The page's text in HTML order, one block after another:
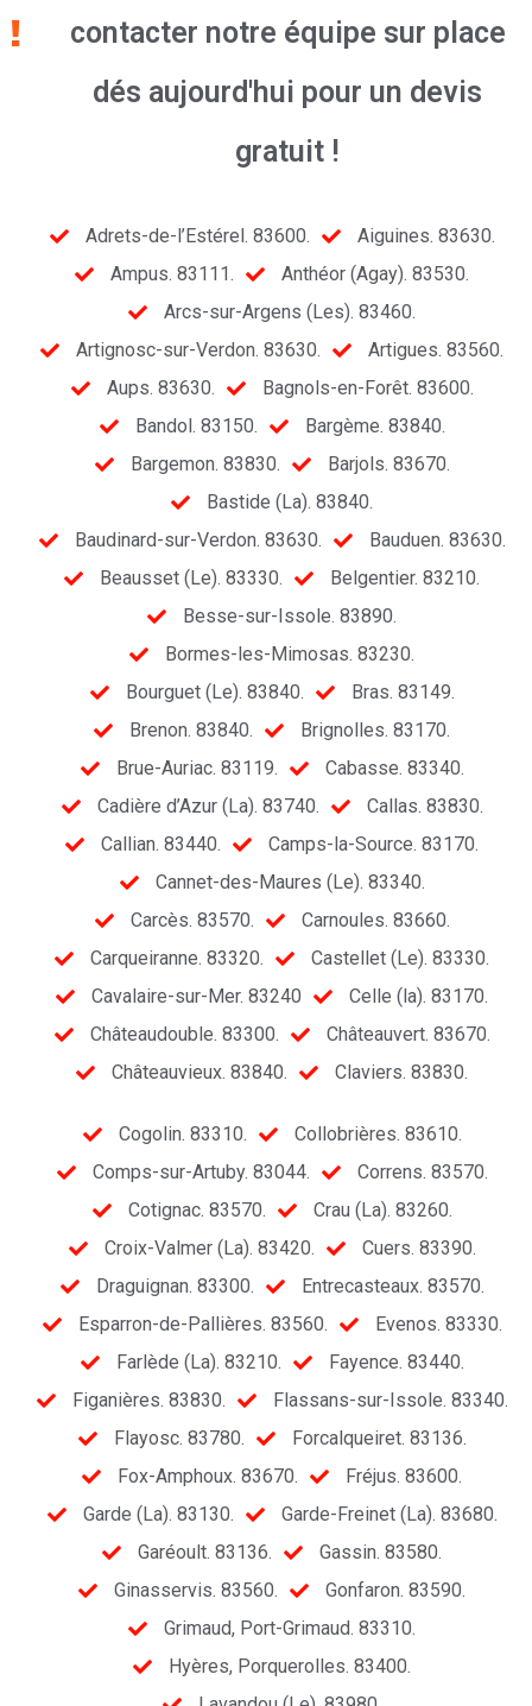
contacter notre équipe sur place
dés aujourd'hui pour un devis
gratuit !
Adrets-de-l’Estérel. 83600.
Aiguines. 83630.
Ampus. 83111.
Anthéor (Agay). 83530.
Arcs-sur-Argens (Les). 83460.
Artignosc-sur-Verdon. 83630.
Artigues. 83560.
Aups. 83630.
Bagnols-en-Forêt. 83600.
Bandol. 83150.
Bargème. 83840.
Bargemon. 83830.
Barjols. 83670.
Bastide (La). 83840.
Baudinard-sur-Verdon. 83630.
Bauduen. 83630.
Beausset (Le). 83330.
Belgentier. 83210.
Besse-sur-Issole. 83890.
Bormes-les-Mimosas. 83230.
Bourguet (Le). 83840.
Bras. 83149.
Brenon. 83840.
Brignolles. 83170.
Brue-Auriac. 83119.
Cabasse. 83340.
Cadière d’Azur (La). 83740.
Callas. 83830.
Callian. 83440.
Camps-la-Source. 83170.
Cannet-des-Maures (Le). 83340.
Carcès. 83570.
Carnoules. 83660.
Carqueiranne. 83320.
Castellet (Le). 83330.
Cavalaire-sur-Mer. 83240
Celle (la). 83170.
Châteaudouble. 83300.
Châteauvert. 83670.
Châteauvieux. 83840.
Claviers. 83830.
Cogolin. 83310.
Collobrières. 83610.
Comps-sur-Artuby. 83044.
Correns. 83570.
Cotignac. 83570.
Crau (La). 83260.
Croix-Valmer (La). 83420.
Cuers. 83390.
Draguignan. 83300.
Entrecasteaux. 83570.
Esparron-de-Pallières. 83560.
Evenos. 83330.
Farlède (La). 83210.
Fayence. 83440.
Figanières. 83830.
Flassans-sur-Issole. 83340.
Flayosc. 83780.
Forcalqueiret. 83136.
Fox-Amphoux. 83670.
Fréjus. 83600.
Garde (La). 83130.
Garde-Freinet (La). 83680.
Garéoult. 83136.
Gassin. 83580.
Ginasservis. 83560.
Gonfaron. 83590.
Grimaud, Port-Grimaud. 83310.
Hyères, Porquerolles. 83400.